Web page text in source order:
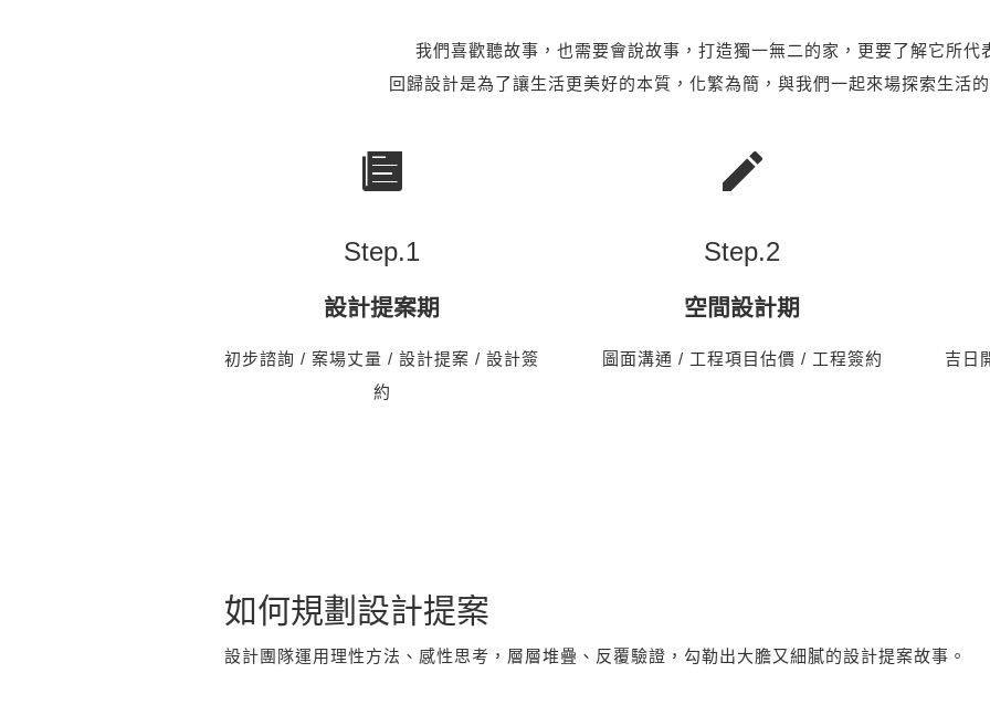
我們喜歡聽故事，也需要會說故事，打造獨一無二的家，更要了解它所代
回歸設計是為了讓生活更美好的本質，化繁為簡，與我們一起來場探索生活
Step.1
設計提案期
初步諮詢 / 案場丈量 / 設計提案 / 設計簽
約
Step.2
空間設計期
圖面溝通 / 工程項目估價 / 工程簽約 吉日
如何規劃設計提案
設計團隊運用理性方法、感性思考，層層堆疊、反覆驗證，勾勒出大膽又細膩的設計提案故事。